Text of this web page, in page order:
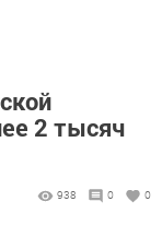
2 тысяч
938 0 0